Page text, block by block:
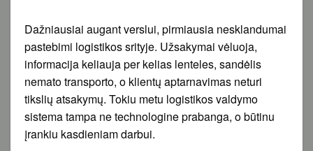
Dažniausiai augant verslui, pirmiausia nesklandumai
pastebimi logistikos srityje. Užsakymai vėluoja,
informacija keliauja per kelias lenteles, sandėlis
nemato transporto, o klientų aptarnavimas neturi
tikslių atsakymų. Tokiu metu logistikos valdymo
sistema tampa ne technologine prabanga, o būtinu
įrankiu kasdieniam darbui.